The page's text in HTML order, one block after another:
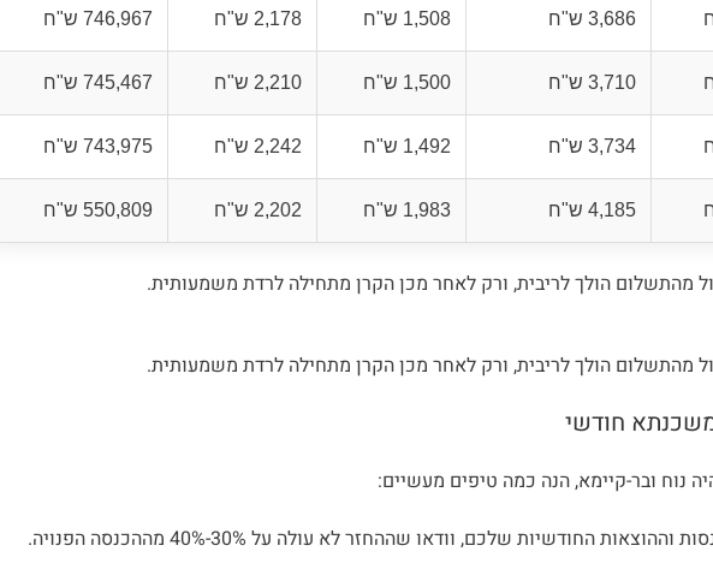
3,686 ש"ח 1,508 ש"ח 2,178 ש"ח 746,967 ש"ח
3,710 ש"ח 1,500 ש"ח 2,210 ש"ח 745,467 ש"ח
3,734 ש"ח 1,492 ש"ח 2,242 ש"ח 743,975 ש"ח
4,185 ש"ח 1,983 ש"ח 2,202 ש"ח 550,809 ש"ח
מהתשלום הולך לריבית, ורק לאחר מכן הקרן מתחילה לרדת משמעותית.
מהתשלום הולך לריבית, ורק לאחר מכן הקרן מתחילה לרדת משמעותית.
חודשי
נוח ובר-קיימא, הנה כמה טיפים מעשיים:
החודשיות שלכם, וודאו שההחזר לא עולה על 30%-40% מההכנסה הפנויה.